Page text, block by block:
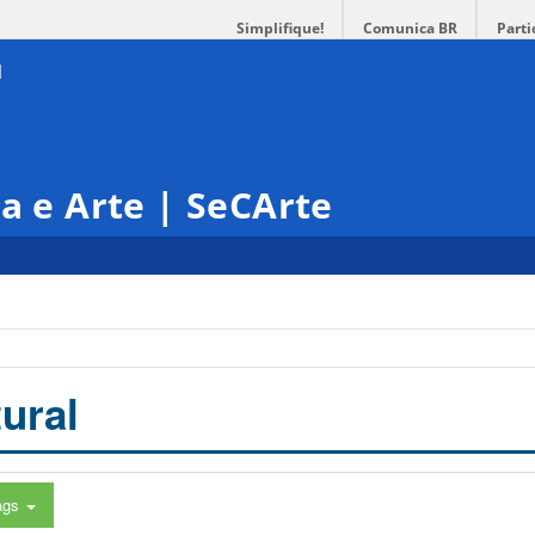
Simplifique! Comunica BR
e Arte | SeCArte